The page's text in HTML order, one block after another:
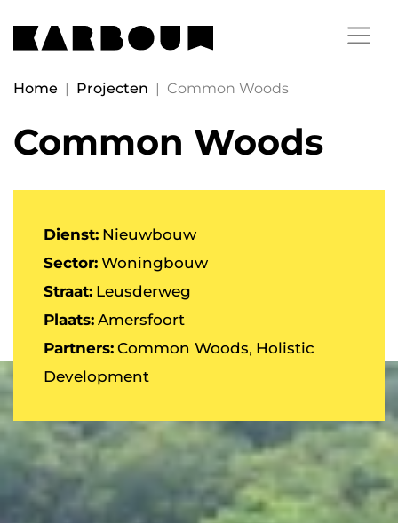
Home | Projecten | Common Woods
Common Woods
Dienst: Nieuwbouw
Sector: Woningbouw
Straat: Leusderweg
Plaats: Amersfoort
Partners: Common Woods, Holistic
Development